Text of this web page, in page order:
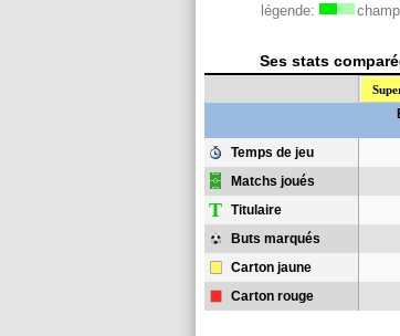
légende:
Ses stats
Temps de jeu
Matchs joués
T Titulaire
Buts marqués
Carton jaune
Carton rouge